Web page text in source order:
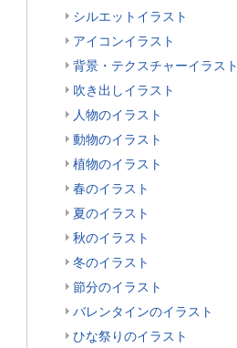
シルエットイラスト
アイコンイラスト
背景・テクスチャーイラスト
吹き出しイラスト
人物のイラスト
動物のイラスト
植物のイラスト
春のイラスト
夏のイラスト
秋のイラスト
冬のイラスト
節分のイラスト
バレンタインのイラスト
ひな祭りのイラスト